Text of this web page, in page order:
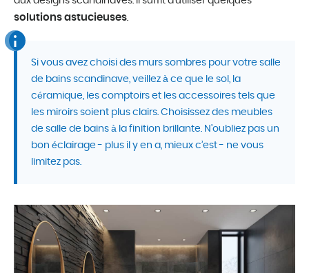
solutions astucieuses
Si vous avez choisi des murs sombres pour votre salle
de bains scandinave, veillez à ce que le sol, la
céramique, les comptoirs et les accessoires tels que
les miroirs soient plus clairs. Choisissez des meubles
de salle de bains à la finition brillante. N’oubliez pas un
bon éclairage - plus il y en a, mieux c’est - ne vous
limitez pas.